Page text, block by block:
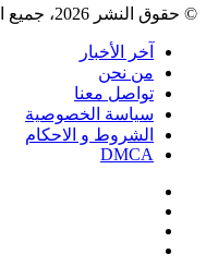
© حقوق النشر 2026، جميع الحقوق محفوظة |
آخر الأخبار
من نحن
تواصل معنا
سياسة الخصوصية
الشروط و الاحكام
DMCA